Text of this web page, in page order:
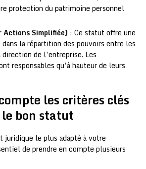
protection du patrimoine personnel
Actions Simplifiée) : Ce statut offre une
dans la répartition des pouvoirs entre les
de l’entreprise. Les
responsables qu’à hauteur de leurs
les critères clés
bon statut
juridique le plus adapté à votre
de prendre en compte plusieurs